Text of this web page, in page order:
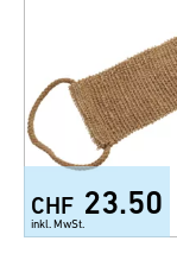
CHF 23.50
inkl. MwSt.